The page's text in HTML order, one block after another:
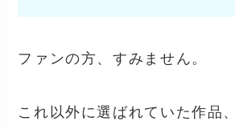
ファンの方、すみません。
これ以外に選ばれていた作品